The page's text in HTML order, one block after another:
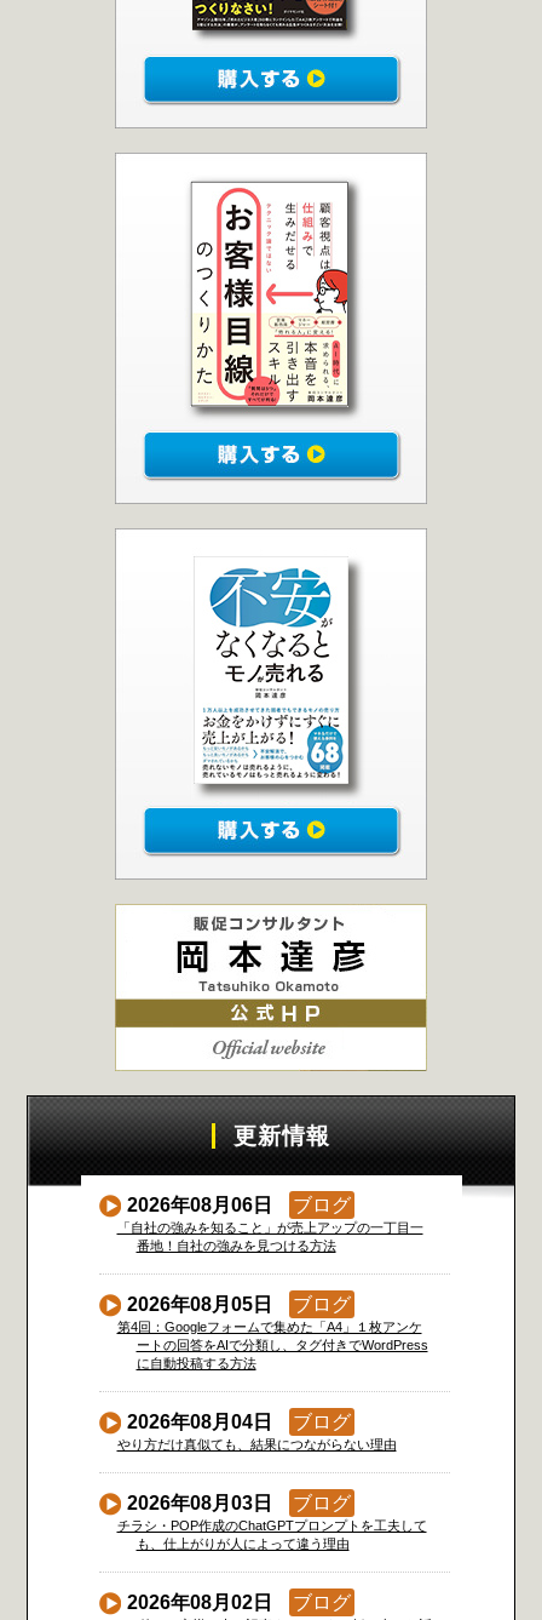
更新情報
2026年08月06日 ブログ
「自社の強みを知ること」が売上アップの一丁目一
番地！自社の強みを見つける方法
2026年08月05日 ブログ
第4回：Googleフォームで集めた「A4」１枚アンケ
ートの回答をAIで分類し、タグ付きでWordPress
に自動投稿する方法
2026年08月04日 ブログ
やり方だけ真似ても、結果につながらない理由
2026年08月03日 ブログ
チラシ・POP作成のChatGPTプロンプトを工夫して
も、仕上がりが人によって違う理由
2026年08月02日 ブログ